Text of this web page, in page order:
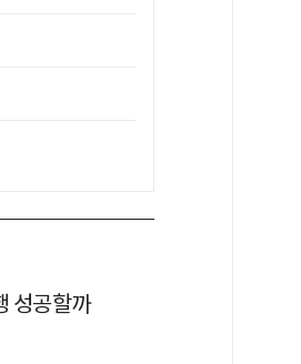
성공할까